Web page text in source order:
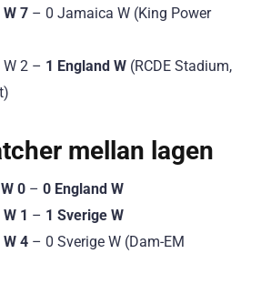
W 7 – 0 Jamaica W (King Power
2 – 1 England W (RCDE Stadium,
mellan lagen
0 – 0 England W
1 – 1 Sverige W
W 4 – 0 Sverige W (Dam-EM